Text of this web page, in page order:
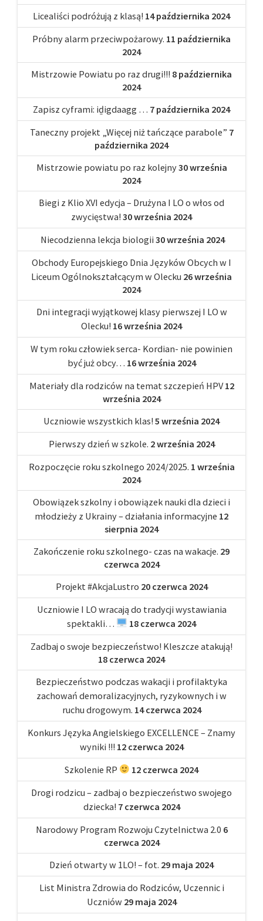
Licealiści podróżują z klasą! 14 października 2024
Próbny alarm przeciwpożarowy. 11 października
2024
Mistrzowie Powiatu po raz drugi!!! 8 października
2024
Zapisz cyframi: iḏigdaagg … 7 października 2024
Taneczny projekt „Więcej niż tańczące parabole” 7
października 2024
Mistrzowie powiatu po raz kolejny30 września
2024
Biegi z Klio XVI edycja – Drużyna I LO o włos od
zwycięstwa! 30 września 2024
Niecodzienna lekcja biologii 30 września 2024
Obchody Europejskiego Dnia Języków Obcych w I
Liceum Ogólnokształcącym w Olecku 26 września
2024
Dni integracji wyjątkowej klasy pierwszej I LO w
Olecku! 16 września 2024
W tym roku człowiek serca- Kordian- nie powinien
być już obcy… 16 września 2024
Materiały dla rodziców na temat szczepień HPV 12
września 2024
Uczniowie wszystkich klas! 5 września 2024
Pierwszy dzień w szkole. 2 września 2024
Rozpoczęcie roku szkolnego 2024/2025. 1 września
2024
Obowiązek szkolny i obowiązek nauki dla dzieci i
młodzieży z Ukrainy – działania informacyjne 12
sierpnia 2024
Zakończenie roku szkolnego- czas na wakacje. 29
czerwca 2024
Projekt #AkcjaLustro 20 czerwca 2024
Uczniowie I LO wracają do tradycji wystawiania
spektakli…
18 czerwca 2024
Zadbaj o swoje bezpieczeństwo! Kleszcze atakują!
18 czerwca 2024
Bezpieczeństwo podczas wakacji i profilaktyka
zachowań demoralizacyjnych, ryzykownych i w
ruchu drogowym. 14 czerwca 2024
Konkurs Języka Angielskiego EXCELLENCE – Znamy
wyniki !!! 12 czerwca 2024
Szkolenie RP
12 czerwca 2024
Drogi rodzicu – zadbaj o bezpieczeństwo swojego
dziecka! 7 czerwca 2024
Narodowy Program Rozwoju Czytelnictwa 2.0 6
czerwca 2024
Dzień otwarty w 1LO! – fot. 29 maja 2024
List Ministra Zdrowia do Rodziców, Uczennic i
Uczniów 29 maja 2024